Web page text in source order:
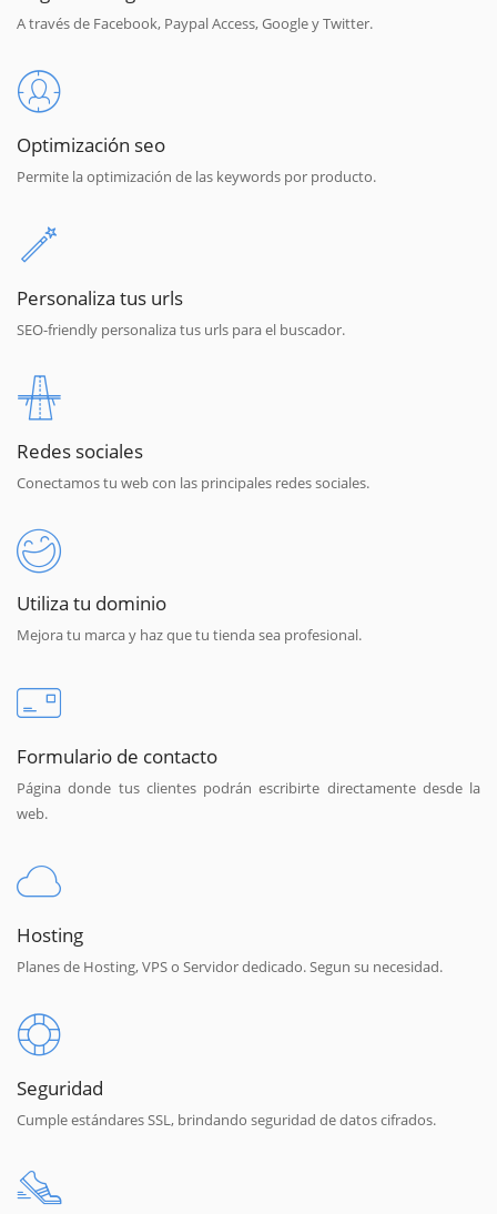
A través de Facebook, Paypal Access, Google y Twitter.
Optimización seo
Permite la optimización de las keywords por producto.
Personaliza tus urls
SEO-friendly personaliza tus urls para el buscador.
Redes sociales
Conectamos tu web con las principales redes sociales.
Utiliza tu dominio
Mejora tu marca y haz que tu tienda sea profesional.
Formulario de contacto
Página donde tus clientes podrán escribirte directamente desde la
web.
Hosting
Planes de Hosting, VPS o Servidor dedicado. Segun su necesidad.
Seguridad
Cumple estándares SSL, brindando seguridad de datos cifrados.